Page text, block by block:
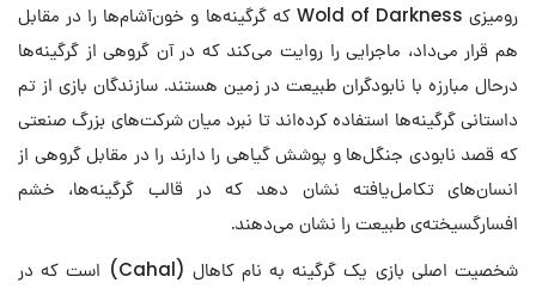
رومیزی Wold of Darkness که گرگینه‌ها و خون‌آشام‌ها را در مقابل
هم قرار می‌داد، ماجرایی را روایت می‌کند که در آن گروهی از گرگینه‌ها
درحال مبارزه با نابودگران طبیعت در زمین هستند. سازندگان بازی از تم
داستانی گرگینه‌ها استفاده کرده‌اند تا نبرد میان شرکت‌های بزرگ صنعتی
که قصد نابودی جنگل‌ها و پوشش گیاهی را دارند را در مقابل گروهی از
انسان‌های تکامل‌یافته نشان دهد که در قالب گرگینه‌ها، خشم
افسارگسیخته‌ی طبیعت را نشان می‌دهند.
شخصیت اصلی بازی یک گرگینه به نام کاهال (Cahal) است که در